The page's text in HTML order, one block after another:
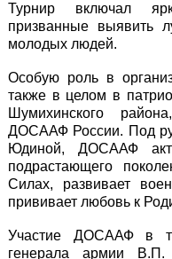
Турнир включал
призванные выявить
молодых людей.
Особую роль в
также в целом в
Шумихинского
ДОСААФ России. Под
Юдиной, ДОСААФ
подрастающего
Силах, развивает
прививает любовь к
Участие ДОСААФ в
генерала армии